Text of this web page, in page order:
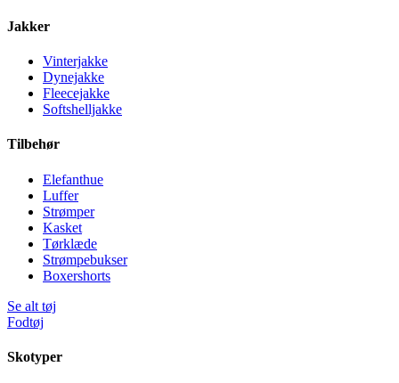
Jakker
Vinterjakke
Dynejakke
Fleecejakke
Softshelljakke
Tilbehør
Elefanthue
Luffer
Strømper
Kasket
Tørklæde
Strømpebukser
Boxershorts
Se alt tøj
Fodtøj
Skotyper